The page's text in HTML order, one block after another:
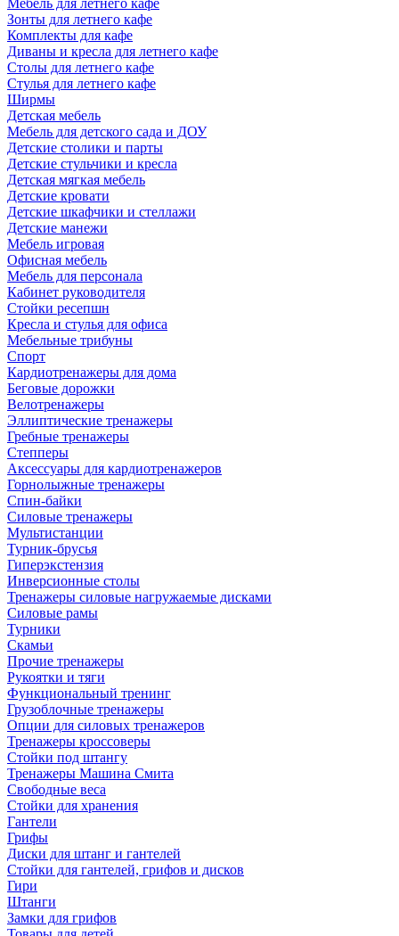
Мебель для летнего кафе
Зонты для летнего кафе
Комплекты для кафе
Диваны и кресла для летнего кафе
Столы для летнего кафе
Стулья для летнего кафе
Ширмы
Детская мебель
Мебель для детского сада и ДОУ
Детские столики и парты
Детские стульчики и кресла
Детская мягкая мебель
Детские кровати
Детские шкафчики и стеллажи
Детские манежи
Мебель игровая
Офисная мебель
Мебель для персонала
Кабинет руководителя
Стойки ресепшн
Кресла и стулья для офиса
Мебельные трибуны
Спорт
Кардиотренажеры для дома
Беговые дорожки
Велотренажеры
Эллиптические тренажеры
Гребные тренажеры
Степперы
Аксессуары для кардиотренажеров
Горнолыжные тренажеры
Спин-байки
Силовые тренажеры
Мультистанции
Турник-брусья
Гиперэкстензия
Инверсионные столы
Тренажеры силовые нагружаемые дисками
Силовые рамы
Турники
Скамьи
Прочие тренажеры
Рукоятки и тяги
Функциональный тренинг
Грузоблочные тренажеры
Опции для силовых тренажеров
Тренажеры кроссоверы
Стойки под штангу
Тренажеры Машина Смита
Свободные веса
Стойки для хранения
Гантели
Грифы
Диски для штанг и гантелей
Стойки для гантелей, грифов и дисков
Гири
Штанги
Замки для грифов